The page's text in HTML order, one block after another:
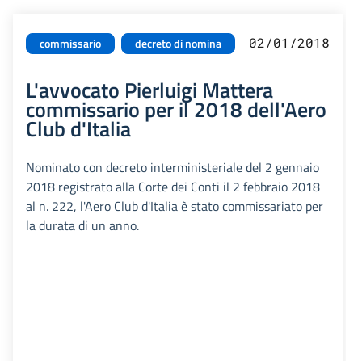
commissario decreto di nomina 02/01/2018
L'avvocato Pierluigi Mattera
commissario per il 2018 dell'Aero
Club d'Italia
Nominato con decreto interministeriale del 2 gennaio
2018 registrato alla Corte dei Conti il 2 febbraio 2018
al n. 222, l'Aero Club d'Italia è stato commissariato per
la durata di un anno.